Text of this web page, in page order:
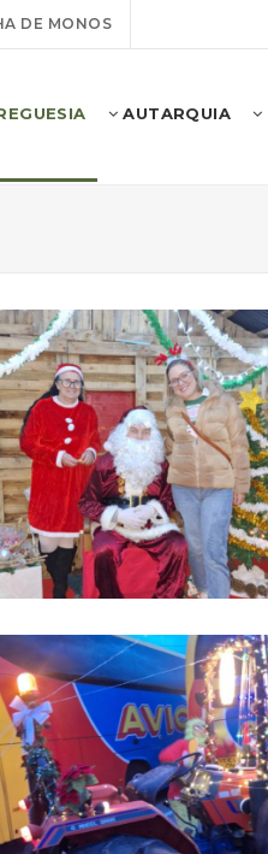
DE MONOS
AUTARQUIA
O PAI NATAL NÃO
RESISTE A MAIS UMA
FOTO